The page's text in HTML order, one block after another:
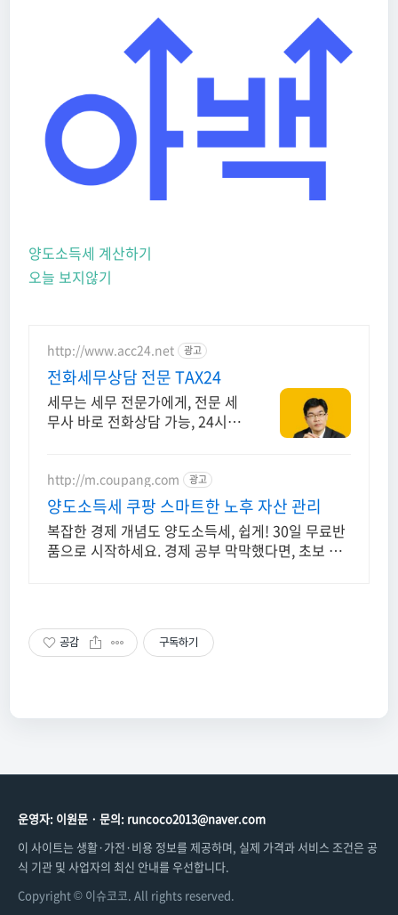
양도소득세 계산하기
오늘 보지않기
http://www.acc24.net 광고
전화세무상담 전문 TAX24
세무는 세무 전문가에게, 전문 세
무사 바로 전화상담 가능, 24시간
http://m.coupang.com 광고
양도소득세 쿠팡 스마트한 노후 자산 관리
복잡한 경제 개념도 양도소득세, 쉽게! 30일 무료반
품으로 시작하세요. 경제 공부 막막했다면, 초보 눈
공감 구독하기
운영자: 이원문 · 문의: runcoco2013@naver.com
이 사이트는 생활·가전·비용 정보를 제공하며, 실제 가격과 서비스 조건은 공
식 기관 및 사업자의 최신 안내를 우선합니다.
Copyright © 이슈코코. All rights reserved.